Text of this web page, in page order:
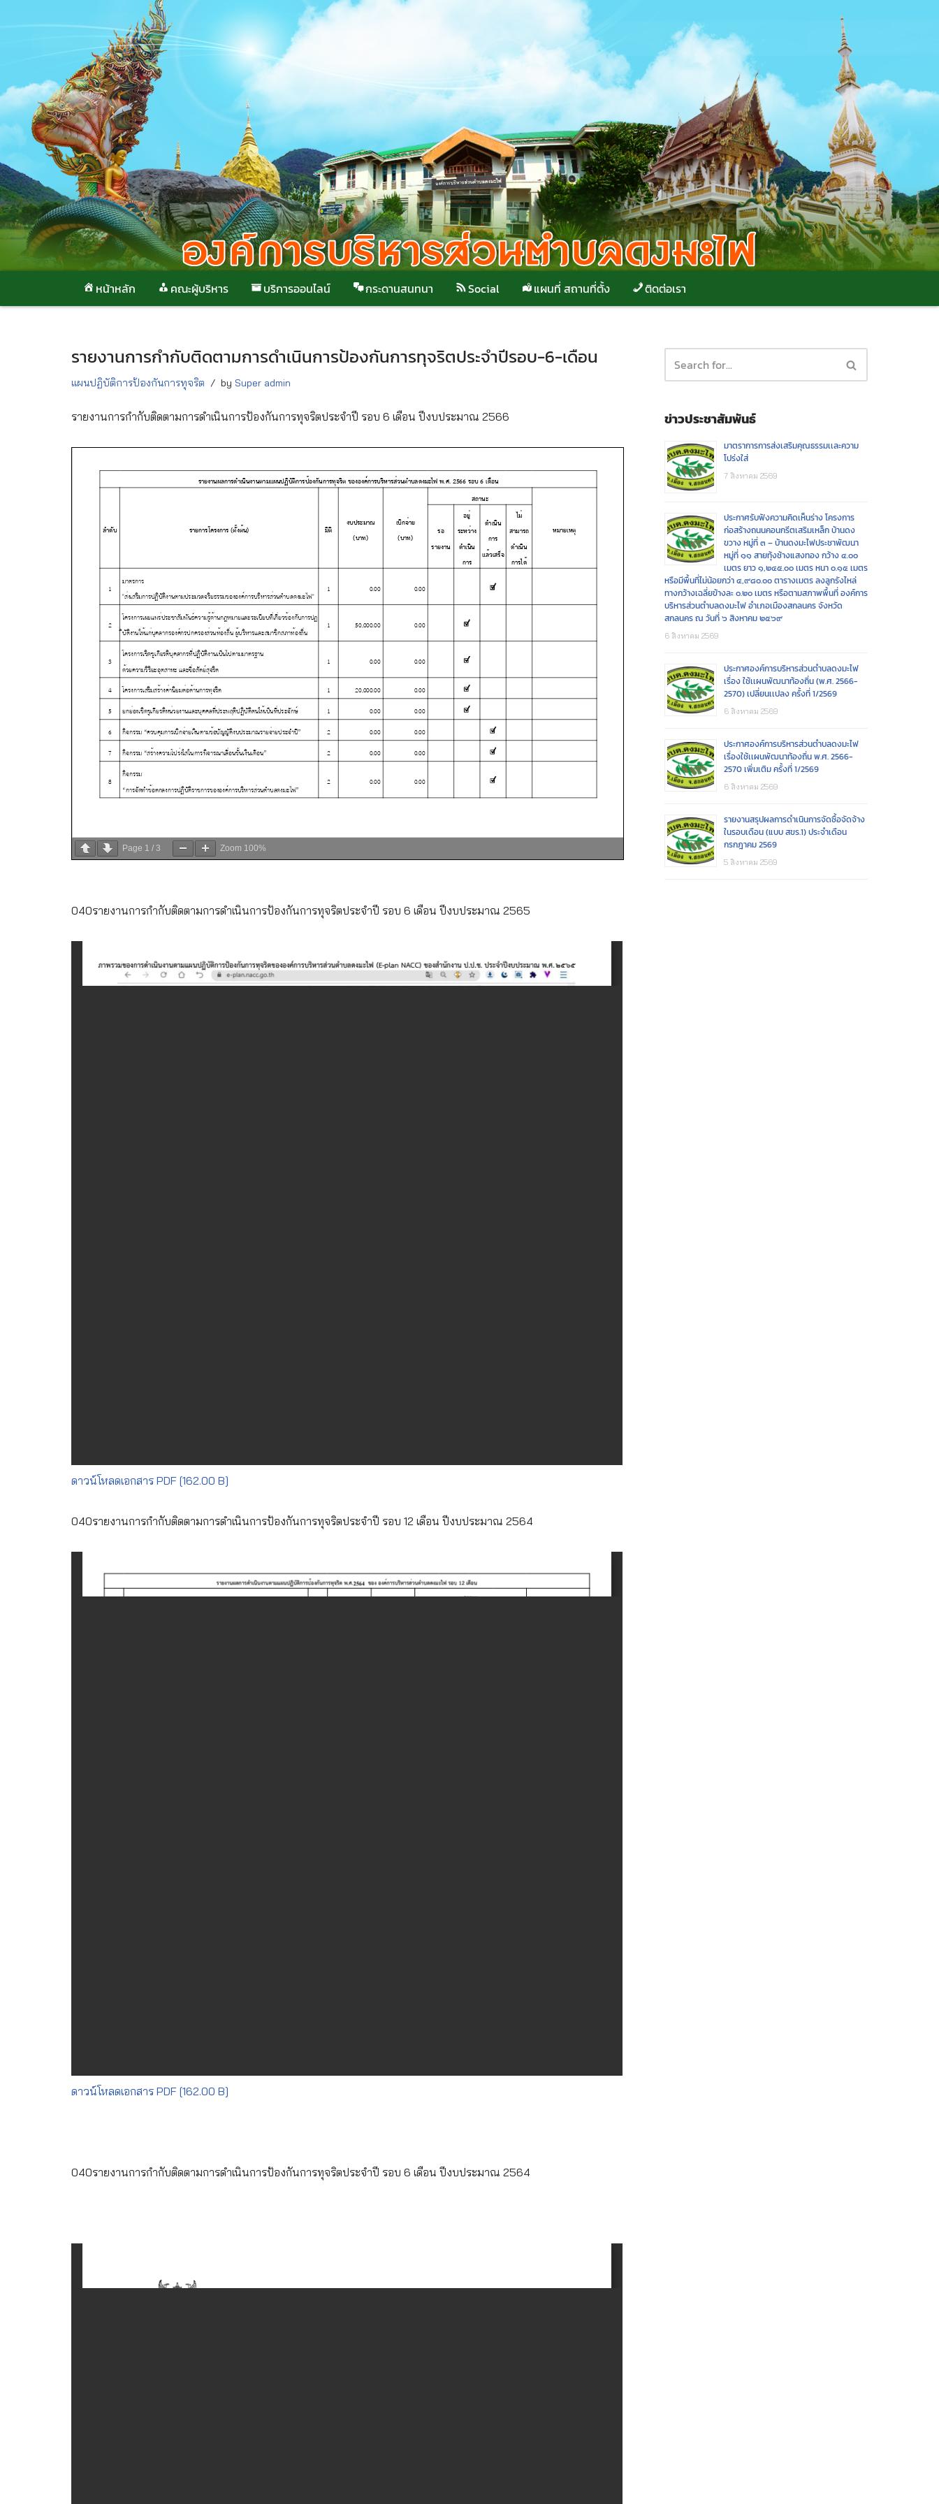
content
หน้าหลัก คณะผู้บริหาร บริการออนไลน์ กระดานสนทนา Social แผนที่ สถานที่ตั้ง ติดต่อเรา
รายงานการกำกับติดตามการดำเนินการป้องกันการทุจริตประจำปีรอบ-6-เดือน
แผนปฏิบัติการป้องกันการทุจริต by Super admin
รายงานการกำกับติดตามการดำเนินการป้องกันการทุจริตประจำปี รอบ 6 เดือน ปีงบประมาณ 2566
Page 1 / 3 Zoom 100%
040รายงานการกำกับติดตามการดำเนินการป้องกันการทุจริตประจำปี รอบ 6 เดือน ปีงบประมาณ 2565
ดาวน์โหลดเอกสาร PDF [162.00 B]
040รายงานการกำกับติดตามการดำเนินการป้องกันการทุจริตประจำปี รอบ 12 เดือน ปีงบประมาณ 2564
ดาวน์โหลดเอกสาร PDF [162.00 B]
040รายงานการกำกับติดตามการดำเนินการป้องกันการทุจริตประจำปี รอบ 6 เดือน ปีงบประมาณ 2564
ข่าวประชาสัมพันธ์
มาตราการการส่งเสริมคุณธรรมเเละความ
โปร่งใส่
7 สิงหาคม 2569
ประกาศรับฟังความคิดเห็นร่าง โครงการ
ก่อสร้างถนนคอนกรีตเสริมเหล็ก บ้านดง
ขวาง หมู่ที่ ๓ – บ้านดงมะไฟประชาพัฒนา
หมู่ที่ ๑๑ สายทุ้งช้างแสงทอง กว้าง ๔.๐๐
เมตร ยาว ๑,๒๔๕.๐๐ เมตร หนา ๐.๑๕ เมตร
หรือมีพื้นที่ไม่น้อยกว่า ๔,๙๘๐.๐๐ ตารางเมตร ลงลูกรังไหล่
ทางกว้างเฉลี่ยข้างละ ๐.๒๐ เมตร หรือตามสภาพพื้นที่ องค์การ
บริหารส่วนตำบลดงมะไฟ อำเภอเมืองสกลนคร จังหวัด
สกลนคร ณ วันที่ ๖ สิงหาคม ๒๕๖๙
6 สิงหาคม 2569
ประกาศองค์การบริหารส่วนตำบลดงมะไฟ
เรื่อง ใช้เเผนพัฒนาท้องถิ่น (พ.ศ. 2566-
2570) เปลี่ยนเเปลง ครั้งที่ 1/2569
6 สิงหาคม 2569
ประกาศองค์การบริหารส่วนตำบลดงมะไฟ
เรื่องใช้เเผนพัฒนาท้องถิ่น พ.ศ. 2566-
2570 เพิ่มเติม ครั้งที่ 1/2569
6 สิงหาคม 2569
รายงานสรุปผลการดำเนินการจัดซื้อจัดจ้าง
ในรอบเดือน (แบบ สขร.1) ประจำเดือน
กรกฎาคม 2569
5 สิงหาคม 2569